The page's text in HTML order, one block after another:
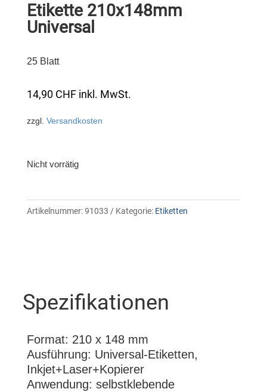
Etikette 210x148mm
Universal
25 Blatt
14,90 CHF inkl. MwSt.
zzgl. Versandkosten
Nicht vorrätig
Artikelnummer:91033 Kategorie: Etiketten
Spezifikationen
Format: 210 x 148 mm
Ausführung: Universal-Etiketten,
Inkjet+Laser+Kopierer
Anwendung: selbstklebende